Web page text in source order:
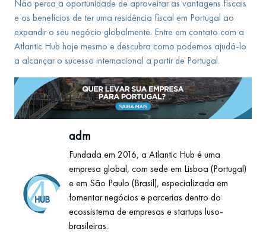
Não perca a oportunidade de aproveitar as vantagens fiscais
e os benefícios de ter uma residência fiscal em Portugal ao
expandir o seu negócio globalmente. Entre em contato com a
Atlantic Hub hoje mesmo e descubra como podemos ajudá-lo
a alcançar o sucesso internacional a partir de Portugal.
adm
Fundada em 2016, a Atlantic Hub é uma
empresa global, com sede em Lisboa (Portugal)
e em São Paulo (Brasil), especializada em
fomentar negócios e parcerias dentro do
ecossistema de empresas e startups luso-
brasileiras..